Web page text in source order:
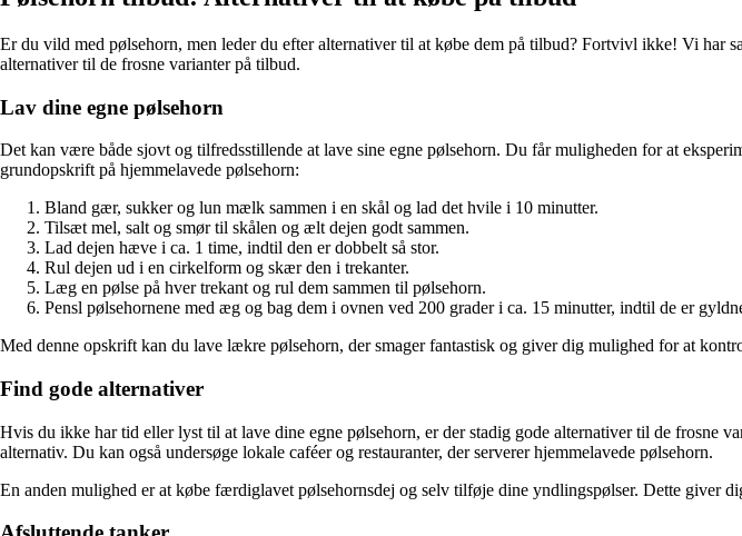
Er du vild med pølsehorn, men leder du efter alternativer til at købe dem på tilbud? Fortvivl ikke! Vi har
alternativer til de frosne varianter på tilbud.
Lav dine egne pølsehorn
Det kan være både sjovt og tilfredsstillende at lave sine egne pølsehorn. Du får muligheden for at
grundopskrift på hjemmelavede pølsehorn:
Bland gær, sukker og lun mælk sammen i en skål og lad det hvile i 10 minutter.
Tilsæt mel, salt og smør til skålen og ælt dejen godt sammen.
Lad dejen hæve i ca. 1 time, indtil den er dobbelt så stor.
Rul dejen ud i en cirkelform og skær den i trekanter.
Læg en pølse på hver trekant og rul dem sammen til pølsehorn.
Pensl pølsehornene med æg og bag dem i ovnen ved 200 grader i ca. 15 minutter, indtil de er
Med denne opskrift kan du lave lækre pølsehorn, der smager fantastisk og giver dig mulighed for at
Find gode alternativer
Hvis du ikke har tid eller lyst til at lave dine egne pølsehorn, er der stadig gode alternativer til de
alternativ. Du kan også undersøge lokale caféer og restauranter, der serverer hjemmelavede pølsehorn.
En anden mulighed er at købe færdiglavet pølsehornsdej og selv tilføje dine yndlingspølser. Dette giver